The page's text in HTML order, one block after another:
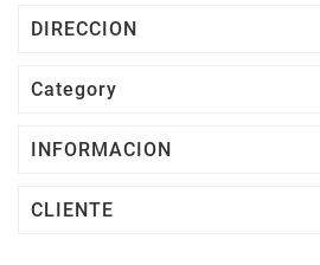
DIRECCION
Category
INFORMACION
CLIENTE